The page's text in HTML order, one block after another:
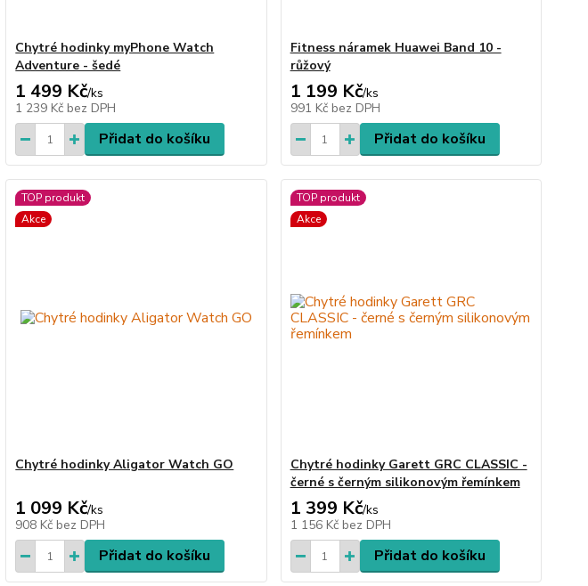
Chytré hodinky myPhone Watch
Adventure - šedé
1 499 Kč/ks
1 239 Kč bez DPH
Přidat do košíku
Fitness náramek Huawei Band 10 -
růžový
1 199 Kč/ks
991 Kč bez DPH
Přidat do košíku
TOP produkt
Akce
Chytré hodinky Aligator Watch GO
1 099 Kč/ks
908 Kč bez DPH
Přidat do košíku
TOP produkt
Akce
Chytré hodinky Garett GRC CLASSIC -
černé s černým silikonovým řemínkem
1 399 Kč/ks
1 156 Kč bez DPH
Přidat do košíku